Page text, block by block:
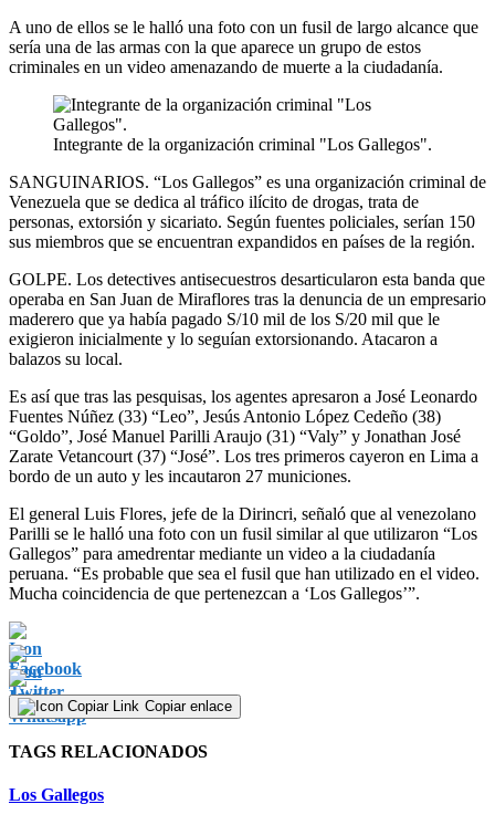
A uno de ellos se le halló una foto con un fusil de largo alcance que
sería una de las armas con la que aparece un grupo de estos
criminales en un video amenazando de muerte a la ciudadanía.
Integrante de la organización criminal "Los Gallegos".
SANGUINARIOS. “Los Gallegos” es una organización criminal de
Venezuela que se dedica al tráfico ilícito de drogas, trata de
personas, extorsión y sicariato. Según fuentes policiales, serían 150
sus miembros que se encuentran expandidos en países de la región.
GOLPE. Los detectives antisecuestros desarticularon esta banda que
operaba en San Juan de Miraflores tras la denuncia de un empresario
maderero que ya había pagado S/10 mil de los S/20 mil que le
exigieron inicialmente y lo seguían extorsionando. Atacaron a
balazos su local.
Es así que tras las pesquisas, los agentes apresaron a José Leonardo
Fuentes Núñez (33) “Leo”, Jesús Antonio López Cedeño (38)
“Goldo”, José Manuel Parilli Araujo (31) “Valy” y Jonathan José
Zarate Vetancourt (37) “José”. Los tres primeros cayeron en Lima a
bordo de un auto y les incautaron 27 municiones.
El general Luis Flores, jefe de la Dirincri, señaló que al venezolano
Parilli se le halló una foto con un fusil similar al que utilizaron “Los
Gallegos” para amedrentar mediante un video a la ciudadanía
peruana. “Es probable que sea el fusil que han utilizado en el video.
Mucha coincidencia de que pertenezcan a ‘Los Gallegos’”.
Copiar enlace
TAGS RELACIONADOS
Los Gallegos